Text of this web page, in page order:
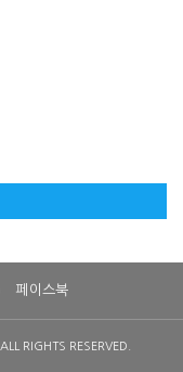
페이스북
ALL RIGHTS RESERVED.